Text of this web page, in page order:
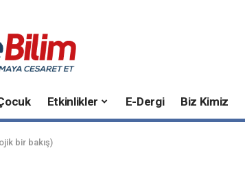
Etkinlikler E-Dergi Biz Kimiz
bir bakış)